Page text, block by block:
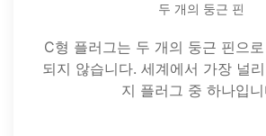
두 개의 둥근 핀
C형 플러그는 두 개의 둥근 핀으
되지 않습니다. 세계에서 가장 널
지 플러그 중 하나입